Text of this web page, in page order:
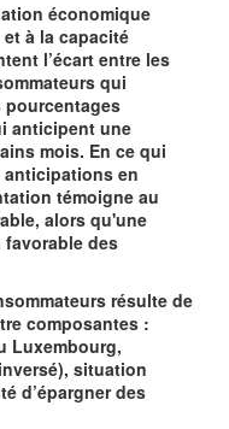
économique
à la capacité
l’écart entre les
qui
anticipent une
mois. En ce qui
en
témoigne au
alors qu'une
des
résulte de
composantes :
Luxembourg,
situation
d’épargner des